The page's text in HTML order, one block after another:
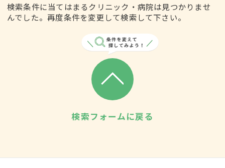
検索条件に当てはまるクリニック・病院は見つかりませ
んでした。再度条件を変更して検索して下さい。
検索フォームに戻る